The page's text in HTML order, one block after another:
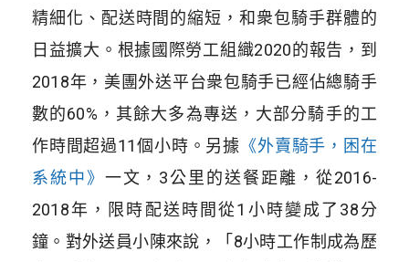
精細化、配送時間的縮短，和衆包騎手群體的
日益擴大。根據國際勞工組織2020的報告，到
2018年，美團外送平台衆包騎手已經佔總騎手
數的60%，其餘大多為專送，大部分騎手的工
作時間超過11個小時。另據 《外賣騎手，困在
系統中》 一文，3公里的送餐距離，從2016-
2018年，限時配送時間從1小時變成了38分
鐘。對外送員小陳來說，「8小時工作制成為歷